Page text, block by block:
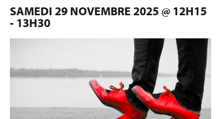
SAMEDI 29 NOVEMBRE 2025 @ 12H15
- 13H30